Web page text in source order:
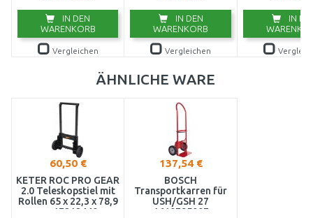
IN DEN
WARENKORB
Vergleichen
IN DEN
WARENKORB
Vergleichen
IN
ÄHNLICHE WARE
60,50 €
KETER ROC PRO GEAR
2.0 Teleskopstiel mit
Rollen 65 x 22,3 x 78,9
cm 17212440
137,54 €
BOSCH
Transportkarren für
USH/GSH 27
1610795007